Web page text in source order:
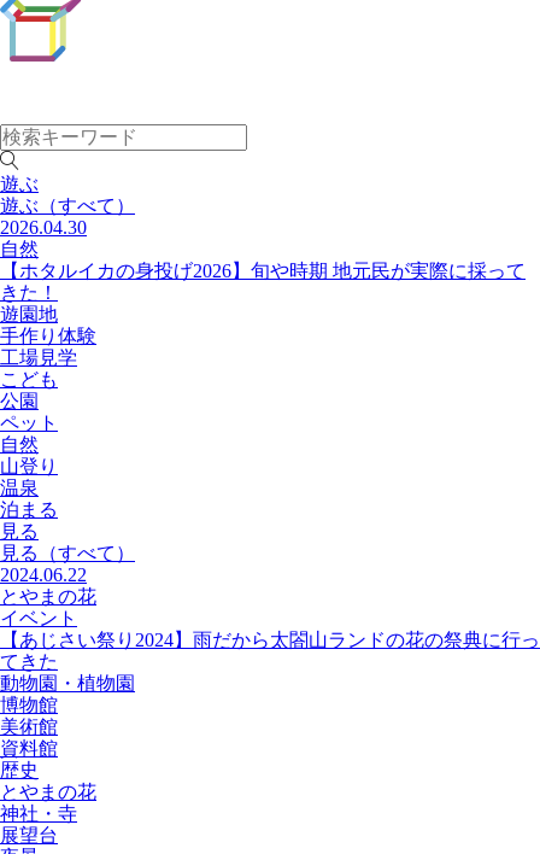
遊ぶ
遊ぶ （すべて）
2026.04.30
自然
【ホタルイカの身投げ2026】旬や時期 地元民が実際に採って
きた！
遊園地
手作り体験
工場見学
こども
公園
ペット
自然
山登り
温泉
泊まる
見る
見る
（すべて）
2024.06.22
とやまの花
イベント
【あじさい祭り2024】雨だから太閤山ランドの花の祭典に行っ
てきた
動物園・植物園
博物館
美術館
資料館
歴史
とやまの花
神社・寺
展望台